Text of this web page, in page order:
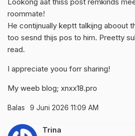
Lookong aat thiss post remkinds
roommate!
He contijnually keptt talkijng aboout
too sesnd thijs pos to him. Preetty
read.
I appreciate yoou forr sharing!
My weeb blog; xnxx18.pro
Balas 9 Juni 2026 11:09 AM
Trina